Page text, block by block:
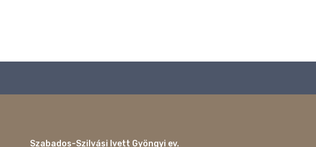
Szabados-Szilvási Ivett Gyöngyi ev.